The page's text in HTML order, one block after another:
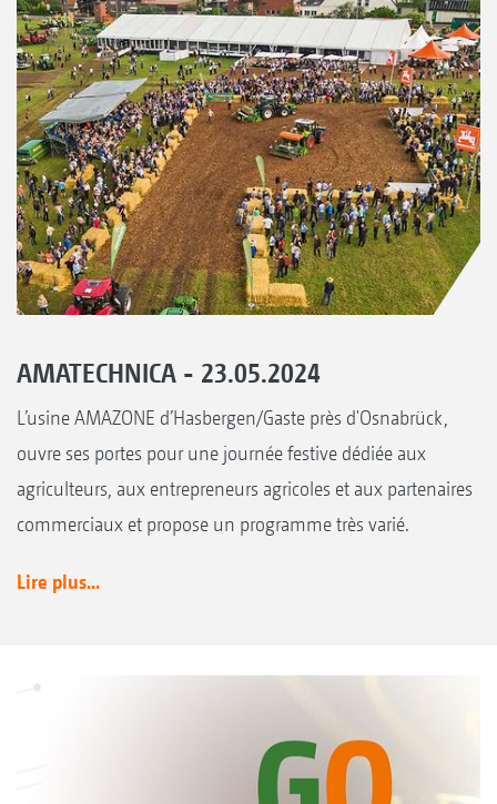
AMATECHNICA - 23.05.2024
L’usine AMAZONE d’Hasbergen/Gaste près d'Osnabrück,
ouvre ses portes pour une journée festive dédiée aux
agriculteurs, aux entrepreneurs agricoles et aux partenaires
commerciaux et propose un programme très varié.
Lire plus...